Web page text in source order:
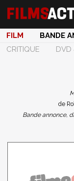
FILM BANDE
CRITIQUE
DVD
de
Bande annonce,